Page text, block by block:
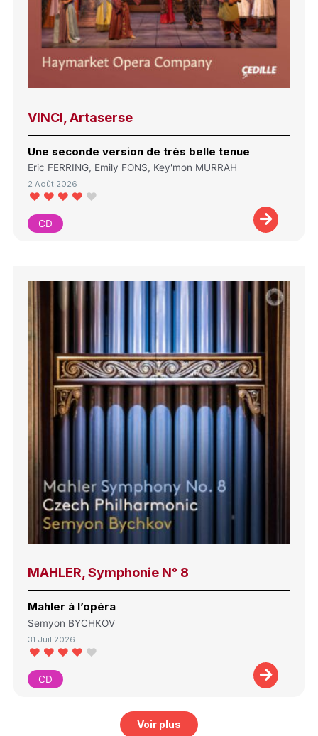
VINCI, Artaserse
Une seconde version de très belle tenue
Eric FERRING, Emily FONS, Key'mon MURRAH
2 Août 2026
CD
MAHLER, Symphonie N° 8
Mahler à l’opéra
Semyon BYCHKOV
31 Juil 2026
CD
Voir plus